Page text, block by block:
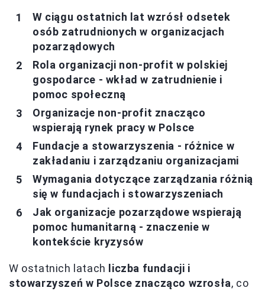
W ciągu ostatnich lat wzrósł odsetek
osób zatrudnionych w organizacjach
pozarządowych
Rola organizacji non-profit w polskiej
gospodarce - wkład w zatrudnienie i
pomoc społeczną
Organizacje non-profit znacząco
wspierają rynek pracy w Polsce
Fundacje a stowarzyszenia - różnice w
zakładaniu i zarządzaniu organizacjami
Wymagania dotyczące zarządzania różnią
się w fundacjach i stowarzyszeniach
Jak organizacje pozarządowe wspierają
pomoc humanitarną - znaczenie w
kontekście kryzysów
W ostatnich latach
liczba fundacji i
stowarzyszeń w Polsce znacząco wzrosła, co